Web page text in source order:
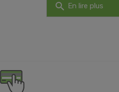
search En lire plus